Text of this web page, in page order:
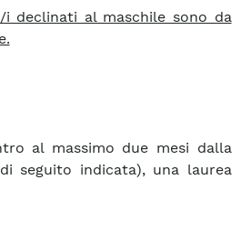
declinati al maschile sono da
al massimo due mesi dalla
seguito indicata), una laurea